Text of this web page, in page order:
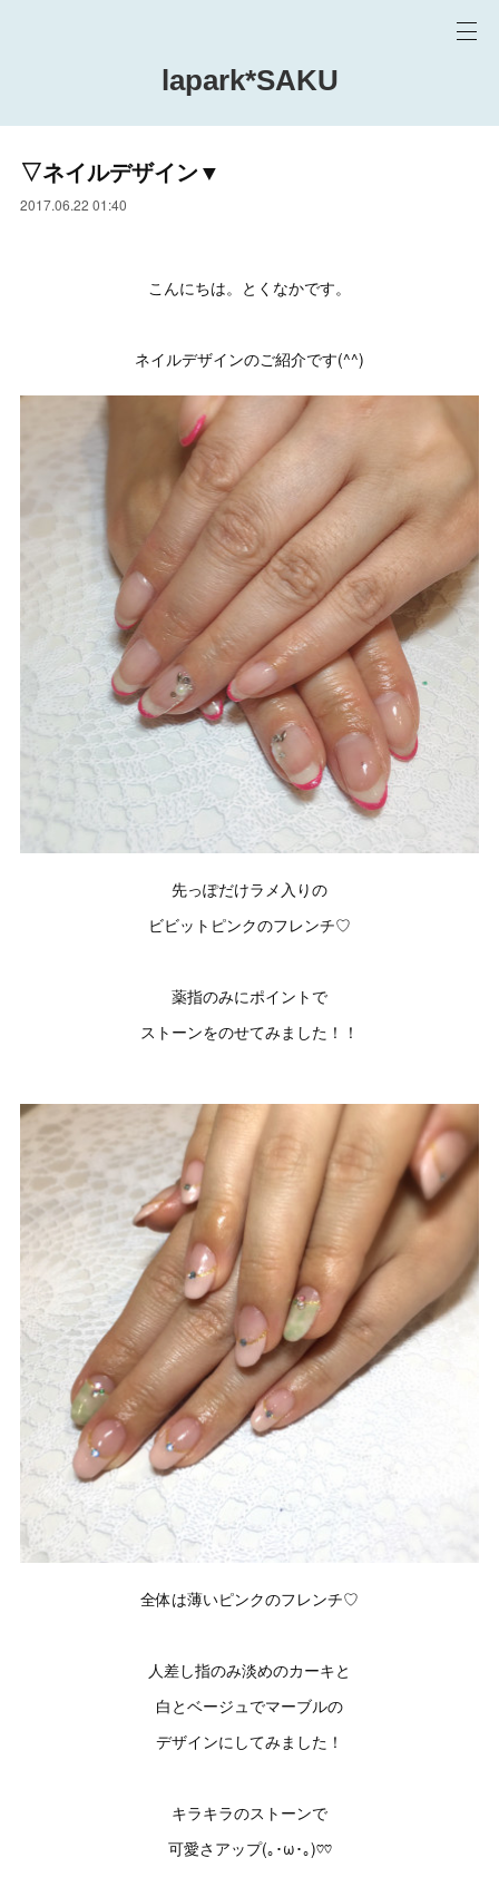
lapark*SAKU
▽ネイルデザイン▼
2017.06.22 01:40
こんにちは。とくなかです。
ネイルデザインのご紹介です(^^)
先っぽだけラメ入りの
ビビットピンクのフレンチ♡
薬指のみにポイントで
ストーンをのせてみました！！
全体は薄いピンクのフレンチ♡
人差し指のみ淡めのカーキと
白とベージュでマーブルの
デザインにしてみました！
キラキラのストーンで
可愛さアップ(｡･ω･｡)♡♡